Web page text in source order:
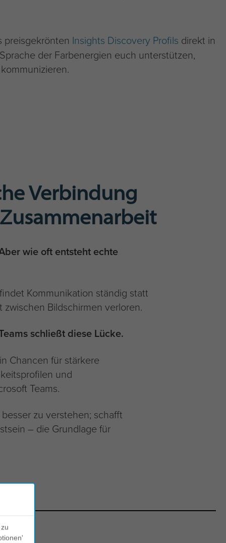
preisgekrönten Insights Discovery Profils direkt in
der Farbenergien euch unterstützen,
Verbindung
wie oft entsteht echte
Kommunikation ständig statt
Bildschirmen verloren.
schließt diese Lücke.
Chancen für stärkere
und
Teams.
zu verstehen; schafft
– die Grundlage für